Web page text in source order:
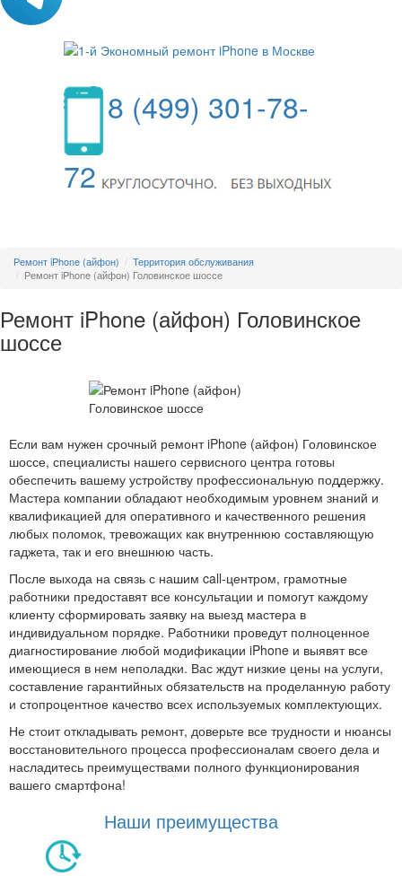
8 (499) 301-78-
72
Ремонт iPhone (айфон)
Территория обслуживания
Ремонт iPhone (айфон) Головинское шоссе
Ремонт iPhone (айфон) Головинское
шоссе
Если вам нужен срочный ремонт iPhone (айфон) Головинское
шоссе, специалисты нашего сервисного центра готовы
обеспечить вашему устройству профессиональную поддержку.
Мастера компании обладают необходимым уровнем знаний и
квалификацией для оперативного и качественного решения
любых поломок, тревожащих как внутреннюю составляющую
гаджета, так и его внешнюю часть.
После выхода на связь с нашим call-центром, грамотные
работники предоставят все консультации и помогут каждому
клиенту сформировать заявку на выезд мастера в
индивидуальном порядке. Работники проведут полноценное
диагностирование любой модификации iPhone и выявят все
имеющиеся в нем неполадки. Вас ждут низкие цены на услуги,
составление гарантийных обязательств на проделанную работу
и стопроцентное качество всех используемых комплектующих.
Не стоит откладывать ремонт, доверьте все трудности и нюансы
восстановительного процесса профессионалам своего дела и
насладитесь преимуществами полного функционирования
вашего смартфона!
Наши преимущества